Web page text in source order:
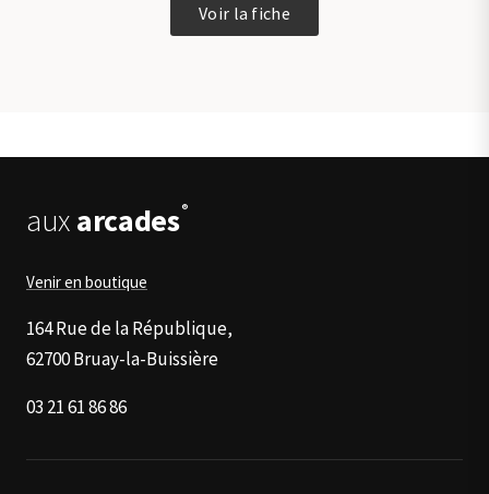
la
Voir la fiche
auxarcades®
Venir en boutique
164 Rue de la République,
62700 Bruay-la-Buissière
03 21 61 86 86